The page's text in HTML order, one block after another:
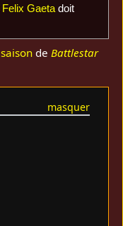
Felix Gaetadoit
saison de Battlestar